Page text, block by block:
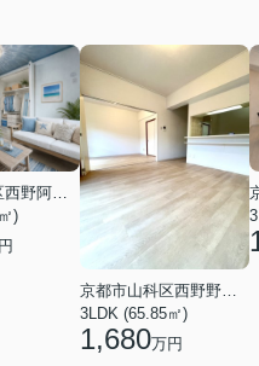
)
京都市山科区西野野色町
3LDK (65.85㎡)
1,680万円